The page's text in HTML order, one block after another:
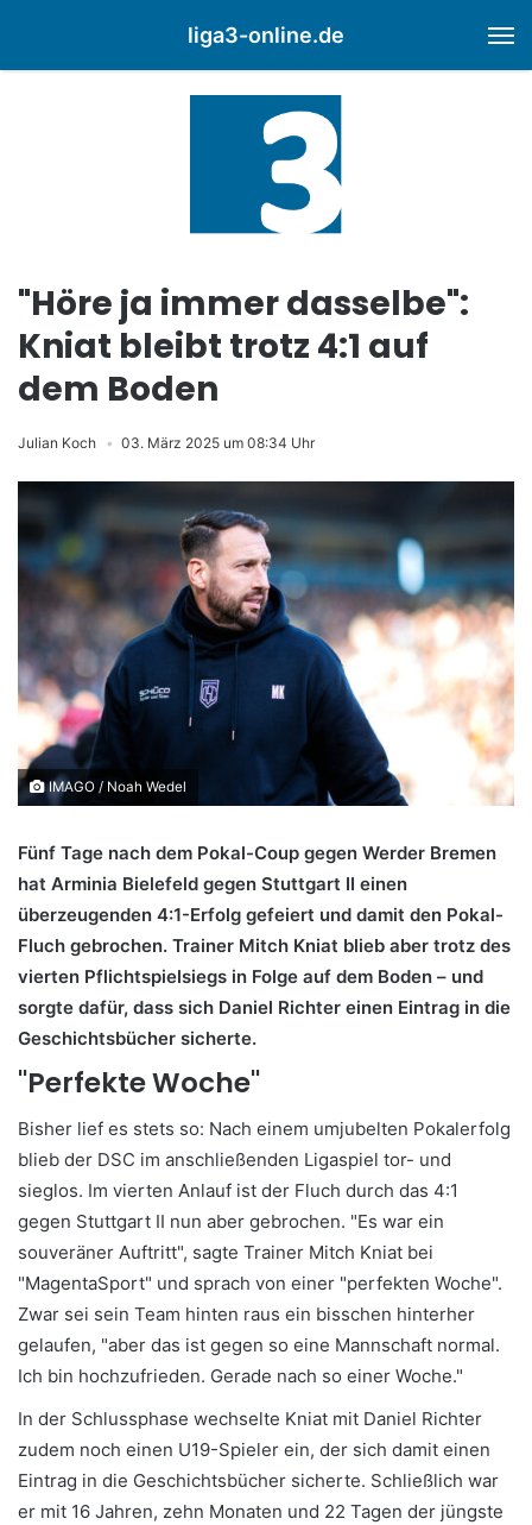
liga3-online.de
"Höre ja immer dasselbe":
Kniat bleibt trotz 4:1 auf
dem Boden
Julian Koch 03. März 2025 um 08:34 Uhr
IMAGO / Noah Wedel
Fünf Tage nach dem Pokal-Coup gegen Werder Bremen
hat Arminia Bielefeld gegen Stuttgart II einen
überzeugenden 4:1-Erfolg gefeiert und damit den Pokal-
Fluch gebrochen. Trainer Mitch Kniat blieb aber trotz des
vierten Pflichtspielsiegs in Folge auf dem Boden – und
sorgte dafür, dass sich Daniel Richter einen Eintrag in die
Geschichtsbücher sicherte.
"Perfekte Woche"
Bisher lief es stets so: Nach einem umjubelten Pokalerfolg
blieb der DSC im anschließenden Ligaspiel tor- und
sieglos. Im vierten Anlauf ist der Fluch durch das 4:1
gegen Stuttgart II nun aber gebrochen. "Es war ein
souveräner Auftritt", sagte Trainer Mitch Kniat bei
"MagentaSport" und sprach von einer "perfekten Woche".
Zwar sei sein Team hinten raus ein bisschen hinterher
gelaufen, "aber das ist gegen so eine Mannschaft normal.
Ich bin hochzufrieden. Gerade nach so einer Woche."
In der Schlussphase wechselte Kniat mit Daniel Richter
zudem noch einen U19-Spieler ein, der sich damit einen
Eintrag in die Geschichtsbücher sicherte. Schließlich war
er mit 16 Jahren, zehn Monaten und 22 Tagen der jüngste